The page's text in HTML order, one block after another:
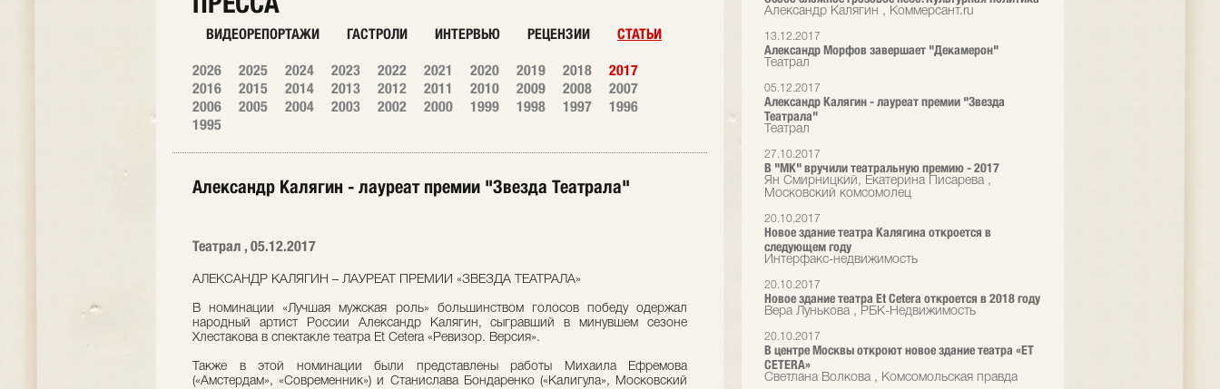
Александр Калягин , Коммерсант.ru
13.12.2017
Александр Морфов завершает "Декамерон"
Театрал
05.12.2017
Александр Калягин - лауреат премии "Звезда
Театрала"
Театрал
27.10.2017
В "МК" вручили театральную премию - 2017
Ян Смирницкий, Екатерина Писарева ,
Московский комсомолец
20.10.2017
Новое здание театра Калягина откроется в
следующем году
Интерфакс-недвижимость
20.10.2017
Новое здание театра Et Cetera откроется в 2018 году
Вера Лунькова , РБК-Недвижимость
20.10.2017
В центре Москвы откроют новое здание театра «ET
CETERA»
Светлана Волкова , Комсомольская правда
ВИДЕОРЕПОРТАЖИ ГАСТРОЛИ ИНТЕРВЬЮ РЕЦЕНЗИИ СТАТЬИ
2026 2025 2024 2023 2022 2021 2020 2019 2018
2017
2016
2015 2014 2013 2012 2011 2010 2009 2008
2007
2006
2005 2004 2003 2002 2000 1999 1998 1997
1996
1995
Александр Калягин - лауреат премии "Звезда Театрала"
Театрал , 05.12.2017
АЛЕКСАНДР КАЛЯГИН – ЛАУРЕАТ ПРЕМИИ «ЗВЕЗДА ТЕАТРАЛА»
В номинации «Лучшая мужская роль» большинством голосов победу одержал
народный артист России Александр Калягин, сыгравший в минувшем сезоне
Хлестакова в спектакле театра Et Cetera «Ревизор. Версия».
Также в этой номинации были представлены работы Михаила Ефремова
(«Амстердам», «Современник») и Станислава Бондаренко («Калигула», Московский